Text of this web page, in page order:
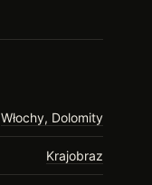
Włochy, Dolomity
Krajobraz